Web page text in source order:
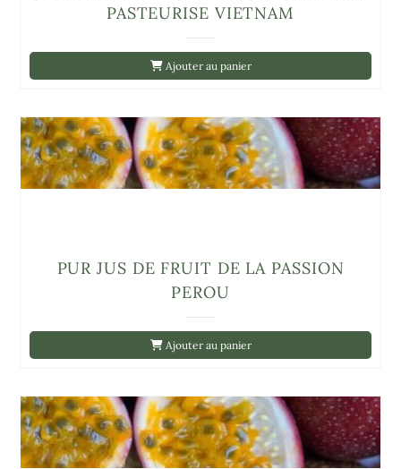
Ajouter au panier
PASTEURISE VIETNAM
Ajouter au panier
PUR JUS DE FRUIT DE LA PASSION
PEROU